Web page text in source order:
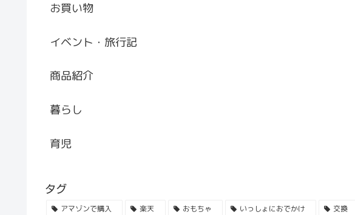
お買い物
イベント・旅行記
商品紹介
暮らし
育児
タグ
アマゾンで購入 楽天 おもちゃ いっしょにおでかけ 交換